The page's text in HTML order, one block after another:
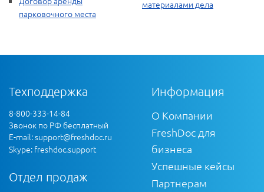
парковочного места
материалами дела
Техподдержка
8-800-333-14-84
Звонок по РФ бесплатный
E-mail:support@freshdoc.ru
Skype: freshdoc.support
Отдел продаж
Информация
О Компании
FreshDoc для
бизнеса
Успешные кейсы
Партнерам